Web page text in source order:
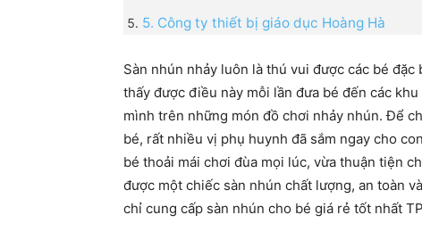
5. Công ty thiết bị giáo dục Hoàng Hà
Sàn nhún nhảy luôn là thú vui được các bé
thấy được điều này mỗi lần đưa bé đến các
mình trên những món đồ chơi nhảy nhún. Để
bé, rất nhiều vị phụ huynh đã sắm ngay cho
bé thoải mái chơi đùa mọi lúc, vừa thuận tiện
được một chiếc sàn nhún chất lượng, an toàn
chỉ cung cấp sàn nhún cho bé giá rẻ tốt nhất